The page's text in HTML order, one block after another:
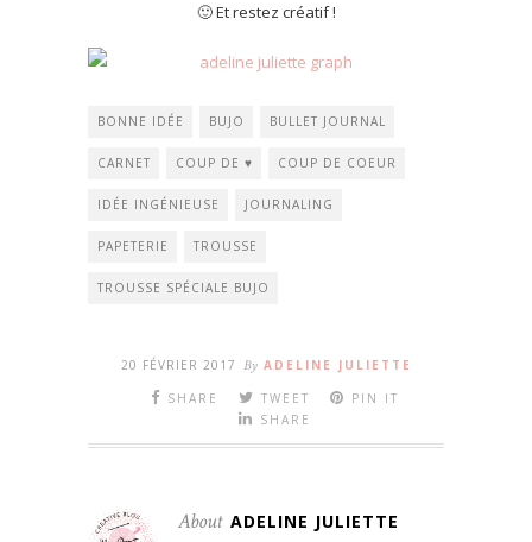
🙂 Et restez créatif !
BONNE IDÉE BUJO BULLET JOURNAL
CARNET COUP DE ♥ COUP DE COEUR
IDÉE INGÉNIEUSE JOURNALING
PAPETERIE TROUSSE
TROUSSE SPÉCIALE BUJO
20 FÉVRIER 2017 By ADELINE JULIETTE
SHARE
TWEET
PIN IT
SHARE
About ADELINE JULIETTE